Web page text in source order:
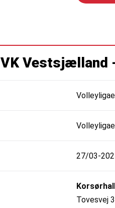
VK Vestsjælland
27/03-
Tovesvej